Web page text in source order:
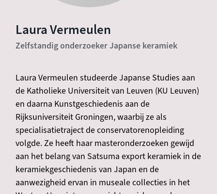
Laura Vermeulen
Zelfstandig onderzoeker Japanse keramiek
Laura Vermeulen studeerde Japanse Studies aan
de Katholieke Universiteit van Leuven (KU Leuven)
en daarna Kunstgeschiedenis aan de
Rijksuniversiteit Groningen, waarbij ze als
specialisatietraject de conservatorenopleiding
volgde. Ze heeft haar masteronderzoeken gewijd
aan het belang van Satsuma export keramiek in de
keramiekgeschiedenis van Japan en de
aanwezigheid ervan in museale collecties in het